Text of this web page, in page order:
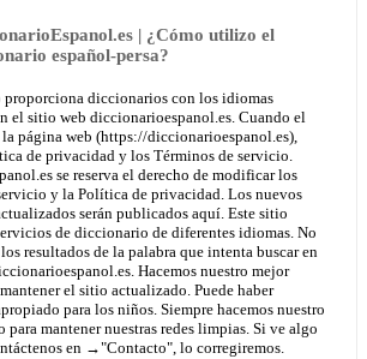
| ¿Cómo utilizo el
español-persa?
proporciona diccionarios con los idiomas
el sitio web diccionarioespanol.es. Cuando el
página web (https://diccionarioespanol.es),
de privacidad y los Términos de servicio.
se reserva el derecho de modificar los
y la Política de privacidad. Los nuevos
serán publicados aquí. Este sitio
de diccionario de diferentes idiomas. No
resultados de la palabra que intenta buscar en
Hacemos nuestro mejor
el sitio actualizado. Puede haber
para los niños. Siempre hacemos nuestro
para mantener nuestras redes limpias. Si ve algo
en →"Contacto", lo corregiremos.